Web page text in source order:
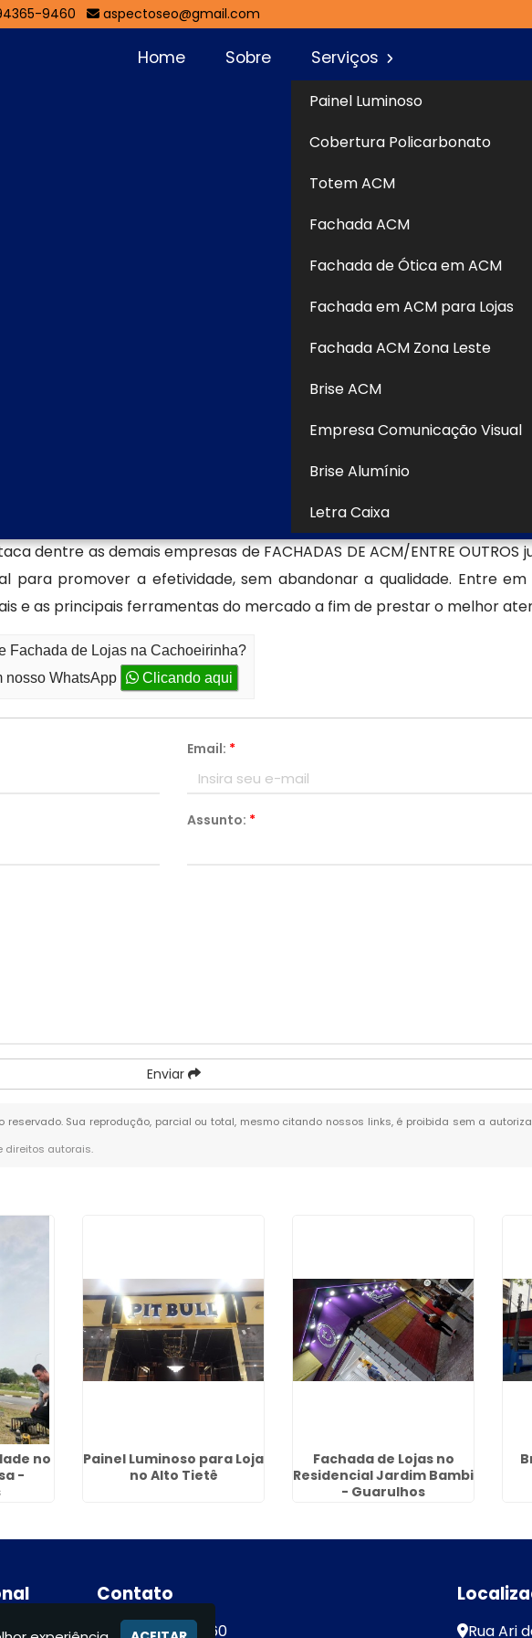
9460 aspectoseo@gmail.com
Home Sobre Serviços
Painel Luminoso
Cobertura Policarbonato
Totem ACM
Fachada ACM
Fachada de Ótica em ACM
Fachada em ACM para Lojas
Fachada ACM Zona Leste
Brise ACM
Empresa Comunicação Visual
Brise Alumínio
Letra Caixa
visual especializada e personalizada para sua
a Aspecto Comunicação Visual, uma empresa
navegando em nosso site para conferir o
de comunicação disponíveis e fale diretamente
ACM Iluminado, Cobertura em Policarbonato Alveolar, Totem de
dentre as demais empresas de FACHADAS DE ACM/ENTRE
para promover a efetividade, sem abandonar a qualidade. Entre
e as principais ferramentas do mercado a fim de prestar o melhor
Fachada de Lojas na Cachoeirinha?
nosso WhatsApp Clicando aqui
Email: *
Assunto: *
Enviar
reservado. Sua reprodução, parcial ou total, mesmo citando nossos links, é proibida sem a
direitos autorais.
no
-
Painel Luminoso para Loja
no Alto Tietê
Fachada de Lojas no
Residencial Jardim Bambi
- Guarulhos
Contato
(11) 94365-9460 Rua Ari